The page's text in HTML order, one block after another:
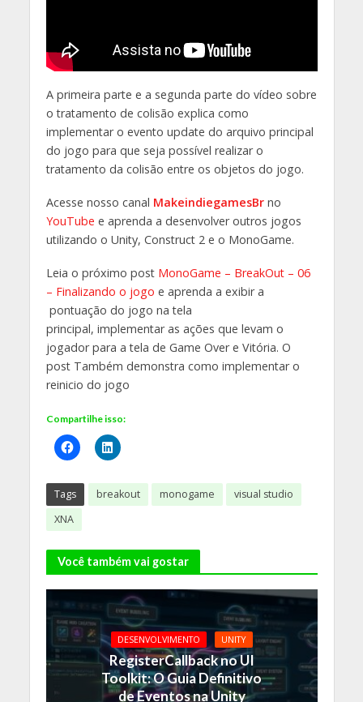
A primeira parte e a segunda parte do vídeo sobre
o tratamento de colisão explica como
implementar o evento update do arquivo principal
do jogo para que seja possível realizar o
tratamento da colisão entre os objetos do jogo.
Acesse nosso canal MakeindiegamesBr no
YouTube e aprenda a desenvolver outros jogos
utilizando o Unity, Construct 2 e o MonoGame.
Leia o próximo post MonoGame – BreakOut – 06
– Finalizando o jogo e aprenda a exibir a
pontuação do jogo na tela
principal, implementar as ações que levam o
jogador para a tela de Game Over e Vitória. O
post Também demonstra como implementar o
reinicio do jogo
Compartilhe isso:
Tags breakout monogame
visual studio
XNA
Você também vai gostar
DESENVOLVIMENTO UNITY
RegisterCallback no UI
Toolkit: O Guia Definitivo
de Eventos na Unity